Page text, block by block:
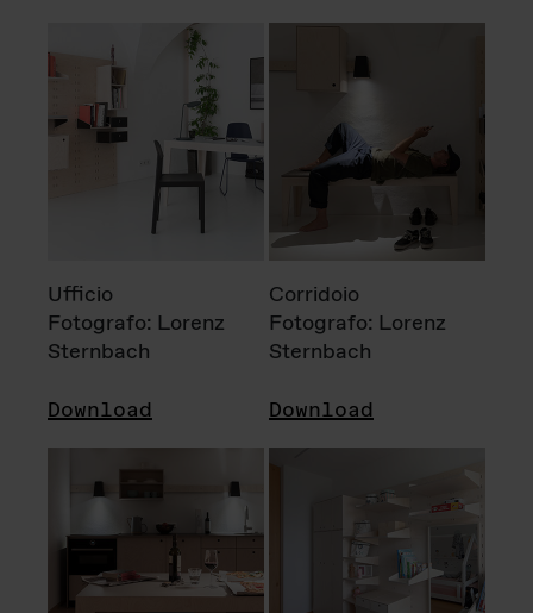
Ufficio
Fotografo: Lorenz
Sternbach
Download
Corridoio
Fotografo: Lorenz
Sternbach
Download